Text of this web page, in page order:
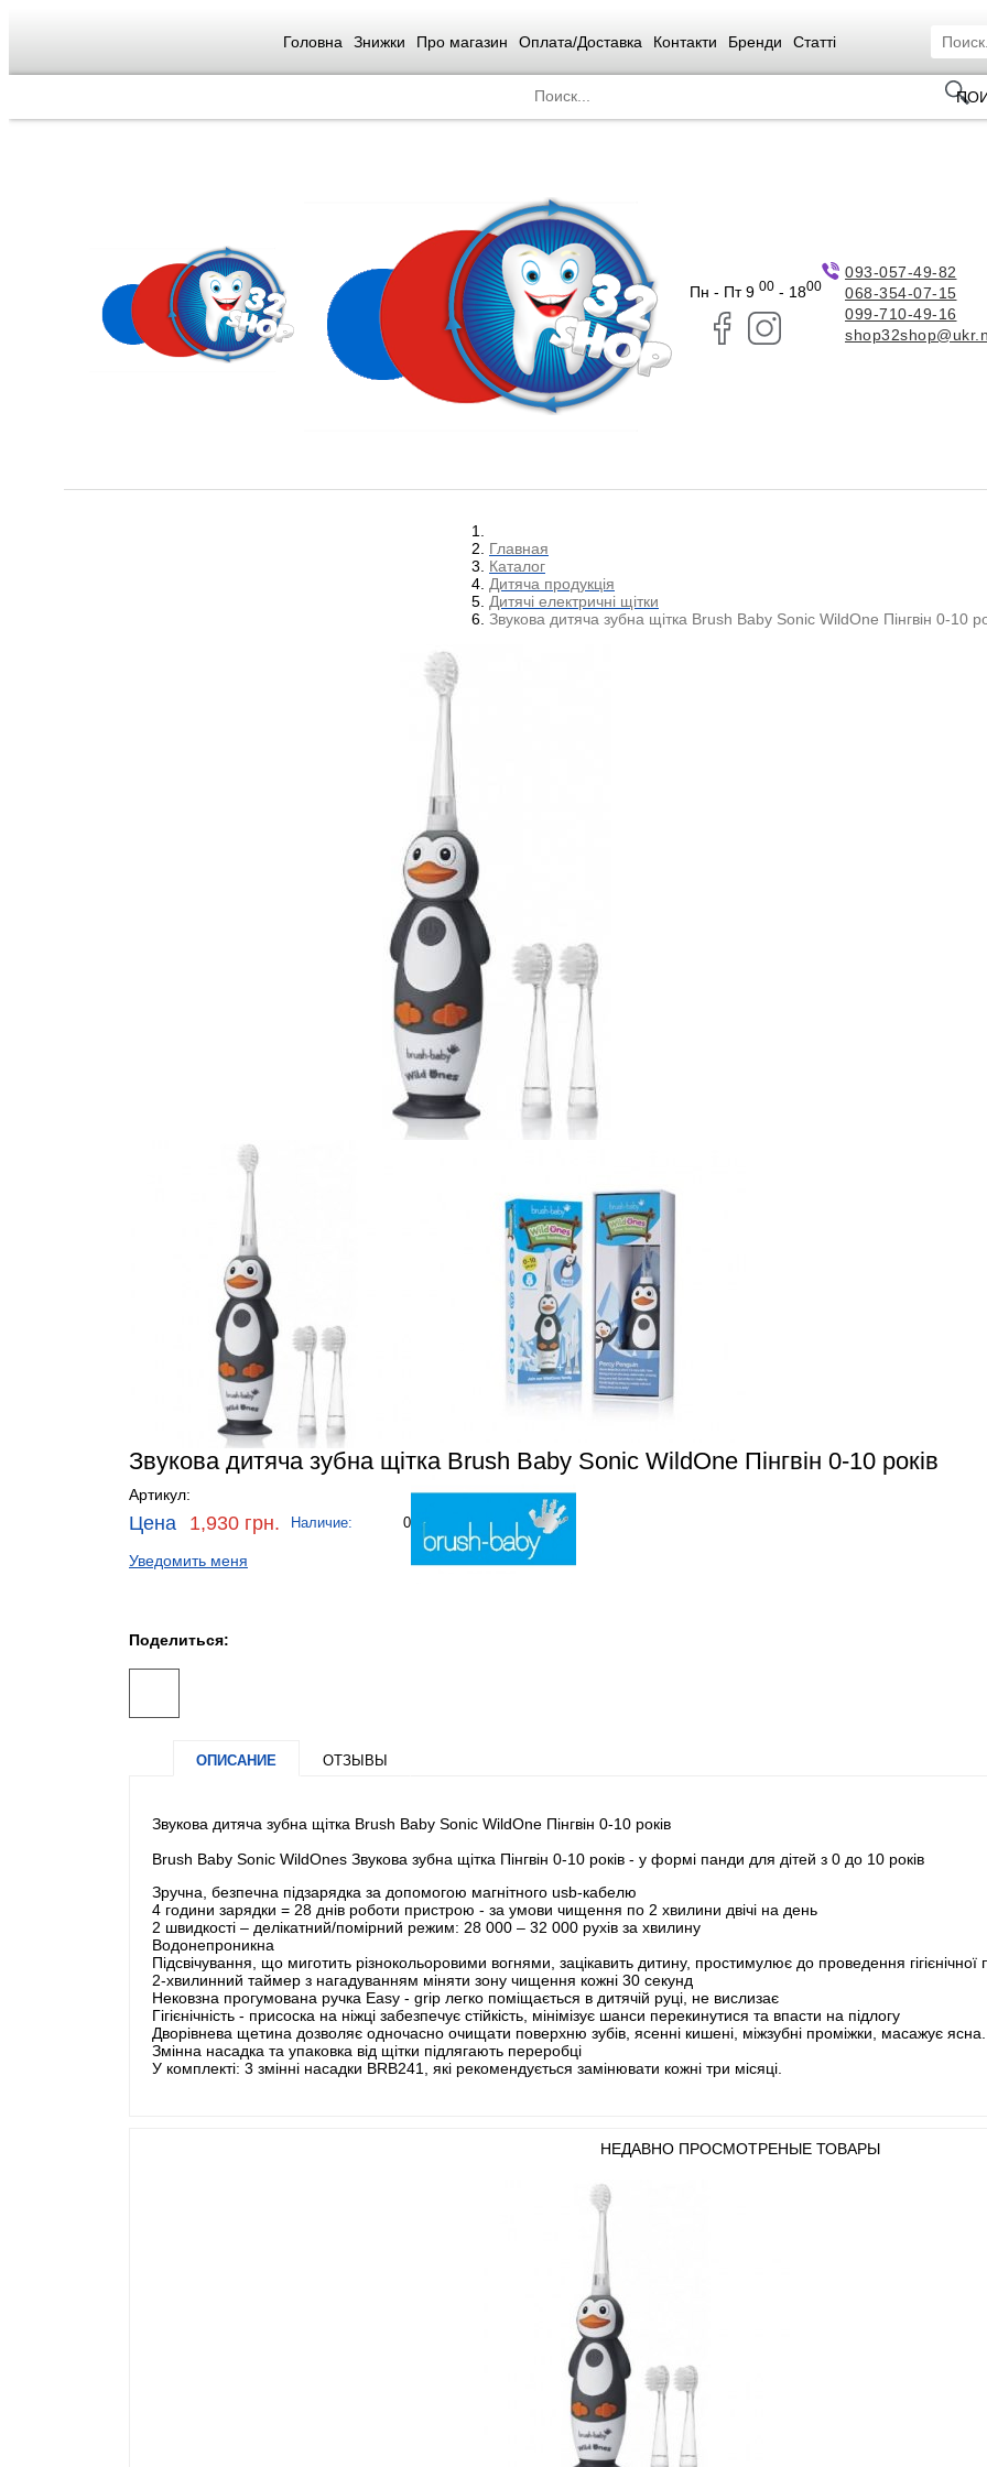
Головна Знижки Про магазин Оплата/Доставка Контакти Бренди Статті
Пн - Пт 9 00 - 1800
093-057-49-82
068-354-07-15
099-710-49-16
Главная
Каталог
Дитяча продукція
Дитячі електричні щітки
Звукова дитяча зубна щітка Brush Baby Sonic WildOne Пінгвін 0-10
Звукова дитяча зубна щітка Brush Baby Sonic WildOne Пінгвін 0-10 років
Артикул:
Цена 1,930 грн. Наличие: 0
Уведомить меня
Поделиться:
ОПИСАНИЕ ОТЗЫВЫ
Звукова дитяча зубна щітка Brush Baby Sonic WildOne Пінгвін 0-10 років
Brush Baby Sonic WildOnes Звукова зубна щітка Пінгвін 0-10 років - у формі панди для дітей з 0 до 10 років
Зручна, безпечна підзарядка за допомогою магнітного usb-кабелю
4 години зарядки = 28 днів роботи пристрою - за умови чищення по 2 хвилини двічі на день
2 швидкості – делікатний/помірний режим: 28 000 – 32 000 рухів за хвилину
Водонепроникна
Підсвічування, що миготить різнокольоровими вогнями, зацікавить дитину, простимулює до проведення
2-хвилинний таймер з нагадуванням міняти зону чищення кожні 30 секунд
Нековзна прогумована ручка Easy - grip легко поміщається в дитячій руці, не вислизає
Гігієнічність - присоска на ніжці забезпечує стійкість, мінімізує шанси перекинутися та впасти на підлогу
Дворівнева щетина дозволяє одночасно очищати поверхню зубів, ясенні кишені, міжзубні проміжки, масажує ясна.
Змінна насадка та упаковка від щітки підлягають переробці
У комплекті: 3 змінні насадки BRB241, які рекомендується замінювати кожні три місяці.
НЕДАВНО ПРОСМОТРЕНЫЕ ТОВАРЫ